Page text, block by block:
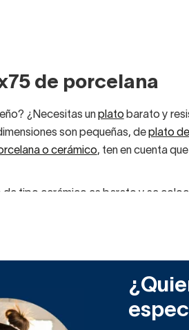
de porcelana
¿Necesitas un platobarato y
son pequeñas, de plato
o cerámico, ten en cuenta que
tipo cerámico es barato y se
de la porcelana tiene beneficios
higiene si la superficie está